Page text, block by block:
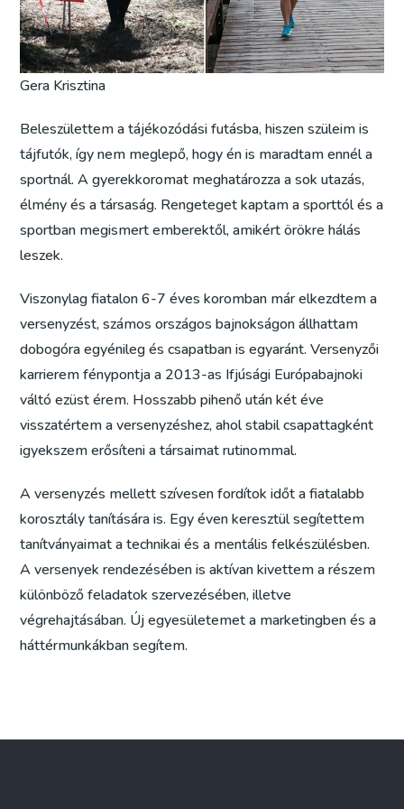
Gera Krisztina
Beleszülettem a tájékozódási futásba, hiszen szüleim is
tájfutók, így nem meglepő, hogy én is maradtam ennél a
sportnál. A gyerekkoromat meghatározza a sok utazás,
élmény és a társaság. Rengeteget kaptam a sporttól és a
sportban megismert emberektől, amikért örökre hálás
leszek.
Viszonylag fiatalon 6-7 éves koromban már elkezdtem a
versenyzést, számos országos bajnokságon állhattam
dobogóra egyénileg és csapatban is egyaránt. Versenyzői
karrierem fénypontja a 2013-as Ifjúsági Európabajnoki
váltó ezüst érem. Hosszabb pihenő után két éve
visszatértem a versenyzéshez, ahol stabil csapattagként
igyekszem erősíteni a társaimat rutinommal.
A versenyzés mellett szívesen fordítok időt a fiatalabb
korosztály tanítására is. Egy éven keresztül segítettem
tanítványaimat a technikai és a mentális felkészülésben.
A versenyek rendezésében is aktívan kivettem a részem
különböző feladatok szervezésében, illetve
végrehajtásában. Új egyesületemet a marketingben és a
háttérmunkákban segítem.